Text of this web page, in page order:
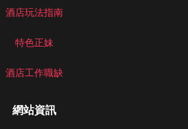
酒店玩法指南
特色正妹
酒店工作職缺
網站資訊